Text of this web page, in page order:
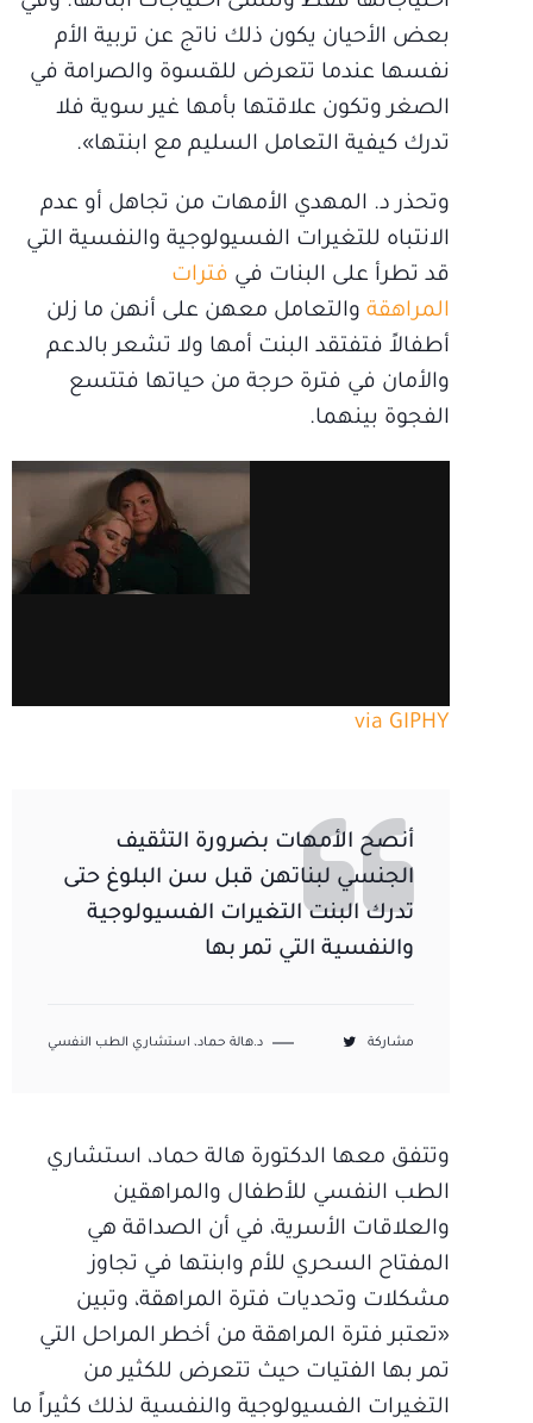
بعض الأحيان يكون ذلك ناتج عن تربية الأم
نفسها عندما تتعرض للقسوة والصرامة في
الصغر وتكون علاقتها بأمها غير سوية فلا
تدرك كيفية التعامل السليم مع ابنتها».
وتحذر د. المهدي الأمهات من تجاهل أو عدم
الانتباه للتغيرات الفسيولوجية والنفسية التي
قد تطرأ على البنات في فترات
المراهقة والتعامل معهن على أنهن ما زلن
أطفالاً فتفتقد البنت أمها ولا تشعر بالدعم
والأمان في فترة حرجة من حياتها فتتسع
الفجوة بينهما.
via GIPHY
أنصح الأمهات بضرورة التثقيف
الجنسي لبناتهن قبل سن البلوغ حتى
تدرك البنت التغيرات الفسيولوجية
والنفسية التي تمر بها
مشاركة د.هالة حماد، استشاري الطب النفسي
وتتفق معها الدكتورة هالة حماد، استشاري
الطب النفسي للأطفال والمراهقين
والعلاقات الأسرية، في أن الصداقة هي
المفتاح السحري للأم وابنتها في تجاوز
مشكلات وتحديات فترة المراهقة، وتبين
«تعتبر فترة المراهقة من أخطر المراحل التي
تمر بها الفتيات حيث تتعرض للكثير من
التغيرات الفسيولوجية والنفسية لذلك كثيراً ما